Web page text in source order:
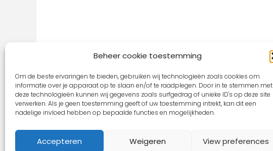
Beheer cookie toestemming
Om de beste ervaringen te bieden, gebruiken wij technologieën zoals cookies om
informatie over je apparaat op te slaan en/of te raadplegen. Door in te stemmen met
deze technologieën kunnen wij gegevens zoals surfgedrag of unieke ID's op deze site
verwerken. Als je geen toestemming geeft of uw toestemming intrekt, kan dit een
nadelige invloed hebben op bepaalde functies en mogelijkheden.
Accepteren Weigeren View preferences
Copyright © 2026 Klikleesbril.nl | Site By